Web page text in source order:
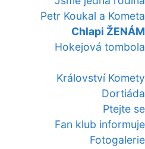
Petr Koukal a Kometa
Chlapi ŽENÁM
Hokejová tombola
Království Komety
Dortiáda
Ptejte se
Fan klub informuje
Fotogalerie